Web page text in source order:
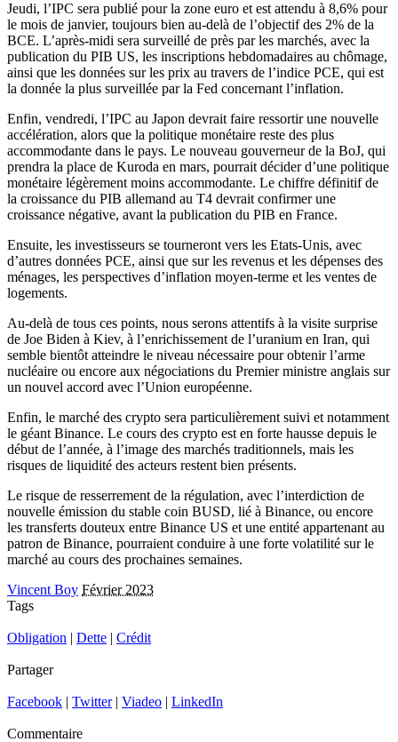
Jeudi, l’IPC sera publié pour la zone euro et est attendu à 8,6% pour
le mois de janvier, toujours bien au-delà de l’objectif des 2% de la
BCE. L’après-midi sera surveillé de près par les marchés, avec la
publication du PIB US, les inscriptions hebdomadaires au chômage,
ainsi que les données sur les prix au travers de l’indice PCE, qui est
la donnée la plus surveillée par la Fed concernant l’inflation.
Enfin, vendredi, l’IPC au Japon devrait faire ressortir une nouvelle
accélération, alors que la politique monétaire reste des plus
accommodante dans le pays. Le nouveau gouverneur de la BoJ, qui
prendra la place de Kuroda en mars, pourrait décider d’une politique
monétaire légèrement moins accommodante. Le chiffre définitif de
la croissance du PIB allemand au T4 devrait confirmer une
croissance négative, avant la publication du PIB en France.
Ensuite, les investisseurs se tourneront vers les Etats-Unis, avec
d’autres données PCE, ainsi que sur les revenus et les dépenses des
ménages, les perspectives d’inflation moyen-terme et les ventes de
logements.
Au-delà de tous ces points, nous serons attentifs à la visite surprise
de Joe Biden à Kiev, à l’enrichissement de l’uranium en Iran, qui
semble bientôt atteindre le niveau nécessaire pour obtenir l’arme
nucléaire ou encore aux négociations du Premier ministre anglais sur
un nouvel accord avec l’Union européenne.
Enfin, le marché des crypto sera particulièrement suivi et notamment
le géant Binance. Le cours des crypto est en forte hausse depuis le
début de l’année, à l’image des marchés traditionnels, mais les
risques de liquidité des acteurs restent bien présents.
Le risque de resserrement de la régulation, avec l’interdiction de
nouvelle émission du stable coin BUSD, lié à Binance, ou encore
les transferts douteux entre Binance US et une entité appartenant au
patron de Binance, pourraient conduire à une forte volatilité sur le
marché au cours des prochaines semaines.
Vincent Boy Février 2023
Tags
Obligation | Dette | Crédit
Partager
Facebook | Twitter| Viadeo | LinkedIn
Commentaire